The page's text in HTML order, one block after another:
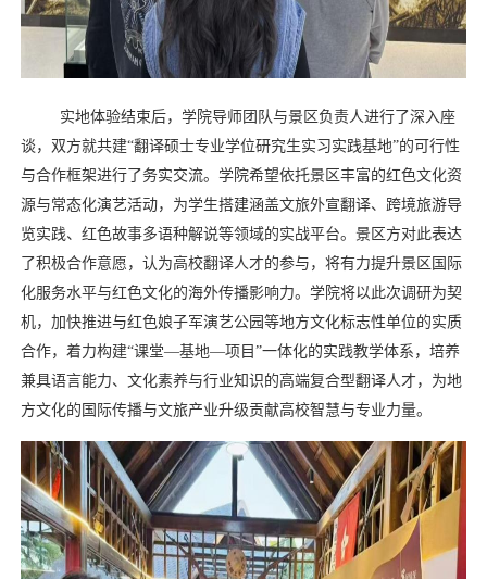
实地体验结束后，学院导师团队与景区负责人进行了深入座
谈，双方就共建“翻译硕士专业学位研究生实习实践基地”的可行性
与合作框架进行了务实交流。学院希望依托景区丰富的红色文化资
源与常态化演艺活动，为学生搭建涵盖文旅外宣翻译、跨境旅游导
览实践、红色故事多语种解说等领域的实战平台。景区方对此表达
了积极合作意愿，认为高校翻译人才的参与，将有力提升景区国际
化服务水平与红色文化的海外传播影响力。学院将以此次调研为契
机，加快推进与红色娘子军演艺公园等地方文化标志性单位的实质
合作，着力构建“课堂—基地—项目”一体化的实践教学体系，培养
兼具语言能力、文化素养与行业知识的高端复合型翻译人才，为地
方文化的国际传播与文旅产业升级贡献高校智慧与专业力量。